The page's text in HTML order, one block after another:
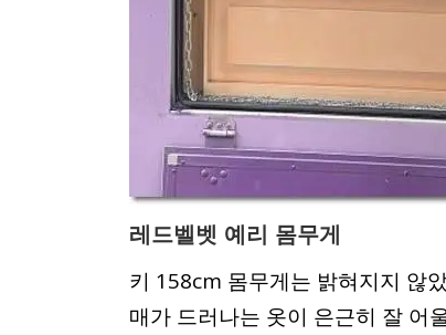
레드벨벳 예리 몸무게
키 158cm 몸무게는 밝혀지지 않
매가 드러나는 옷이 은근히 잘 어